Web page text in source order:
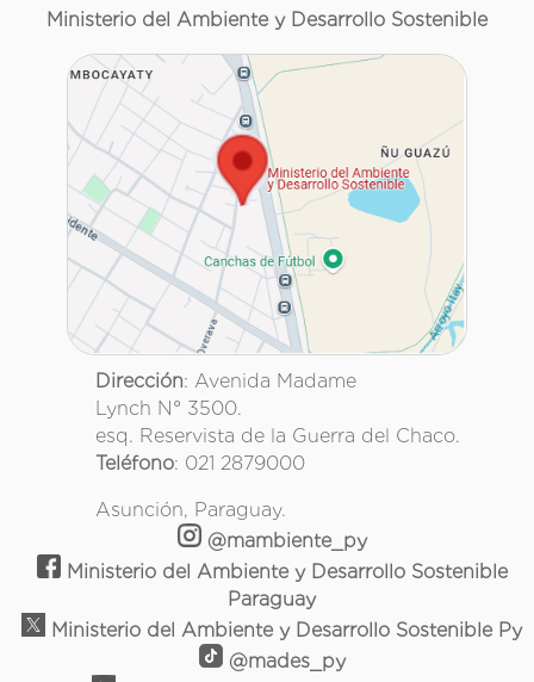
Ministerio del Ambiente y Desarrollo Sostenible
Dirección: Avenida Madame
Lynch N° 3500.
esq. Reservista de la Guerra del Chaco.
Teléfono: 021 2879000
Asunción, Paraguay.
@mambiente_py
Ministerio del Ambiente y Desarrollo Sostenible
Paraguay
Ministerio del Ambiente y Desarrollo Sostenible Py
@mades_py